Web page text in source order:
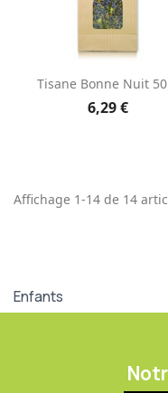
Tisane Bonne Nuit 50
6,29 €
Affichage 1-14 de 14
Enfants